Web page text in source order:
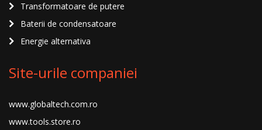
Transformatoare de putere
Baterii de condensatoare
Energie alternativa
Site-urile companiei
www.globaltech.com.ro
www.tools.store.ro